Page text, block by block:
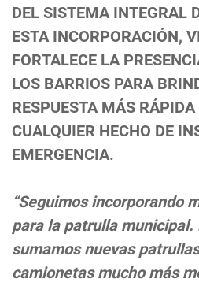
DEL SISTEMA INTEGRAL
ESTA INCORPORACIÓN,
FORTALECE LA
LOS BARRIOS PARA
RESPUESTA MÁS
CUALQUIER HECHO DE
EMERGENCIA.
“Seguimos incorporando
para la patrulla municipal.
sumamos nuevas
camionetas mucho más